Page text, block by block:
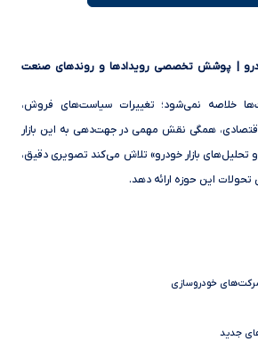
خودرو | پوشش تخصصی رویدادها و روندهای صنعت
خلاصه نمی‌شود؛ تغییرات سیاست‌های فروش،
همگی نقش مهمی در جهت‌دهی به این بازار
و تحلیل‌های بازار خودرو» تلاش می‌کند تصویری دقیق،
تحولات این حوزه ارائه دهد.
خودروسازی
جدید